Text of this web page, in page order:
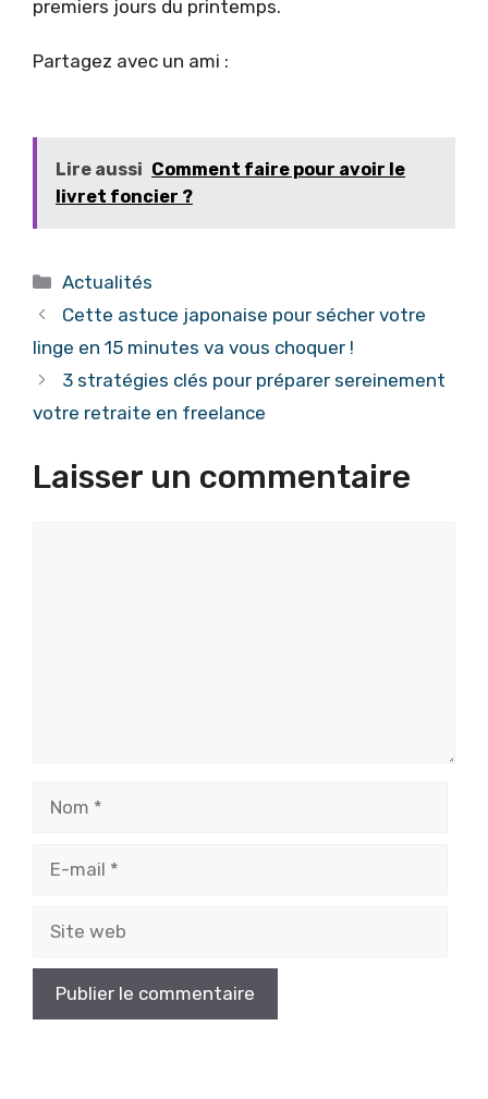
premiers jours du printemps.
Partagez avec un ami :
Lire aussi Comment faire pour avoir le
livret foncier ?
Catégories
Actualités
Cette astuce japonaise pour sécher votre
linge en 15 minutes va vous choquer !
3 stratégies clés pour préparer sereinement
votre retraite en freelance
Laisser un commentaire
mail
web